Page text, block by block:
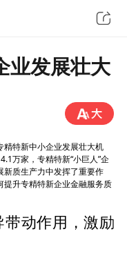
业发展壮大
特新中小企业发展壮大机
万家，专精特新“小巨人”企
质生产力中发挥了重要作
提升专精特新企业金融服务质
动作用，激励